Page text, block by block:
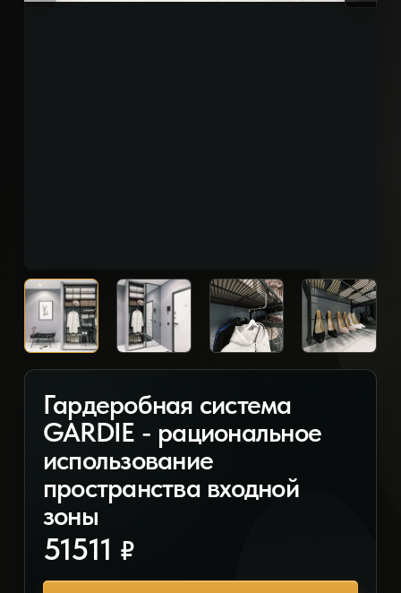
Гардеробная система
GARDIE - рациональное
использование
пространства входной
зоны
51511 ₽